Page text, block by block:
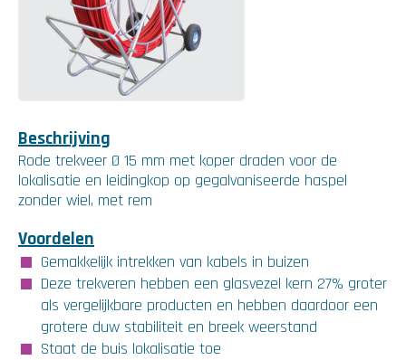
Beschrijving
Rode trekveer Ø 15 mm met koper draden voor de
lokalisatie en leidingkop op gegalvaniseerde haspel
zonder wiel, met rem
Voordelen
Gemakkelijk intrekken van kabels in buizen
Deze trekveren hebben een glasvezel kern 27% groter
als vergelijkbare producten en hebben daardoor een
grotere duw stabiliteit en breek weerstand
Staat de buis lokalisatie toe